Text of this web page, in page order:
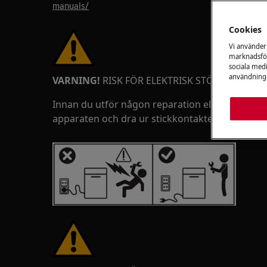
manuals/
VARNING! RISK FÖR ELEKTRISK STÖT
Innan du utför någon reparation eller
apparaten och dra ur stickkontakten ur
Cookies
Vi
sociala